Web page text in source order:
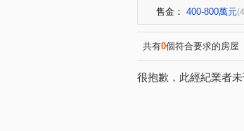
售金： 400-800萬元
共有0個符合要求的房屋
很抱歉，此經紀業者未